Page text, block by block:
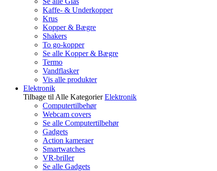
Kaffe- & Underkopper
Krus
Kopper & Bægre
Shakers
To go-kopper
Se alle Kopper & Bægre
Termo
Vandflasker
Vis alle produkter
Elektronik
Tilbage til Alle Kategorier Elektronik
Computertilbehør
Webcam covers
Se alle Computertilbehør
Gadgets
Action kameraer
Smartwatches
VR-briller
Se alle Gadgets